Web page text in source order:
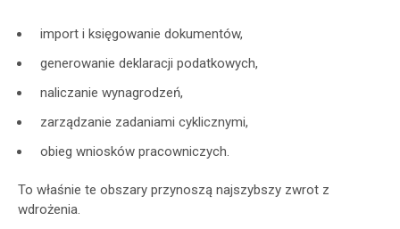
import i księgowanie dokumentów,
generowanie deklaracji podatkowych,
naliczanie wynagrodzeń,
zarządzanie zadaniami cyklicznymi,
obieg wniosków pracowniczych.
To właśnie te obszary przynoszą najszybszy zwrot z
wdrożenia.